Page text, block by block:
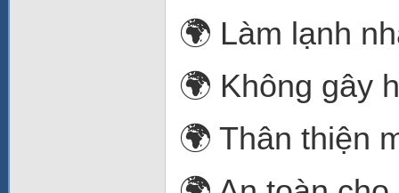
🌍 Làm lạnh
🌍 Không gây
🌍 Thân thiện